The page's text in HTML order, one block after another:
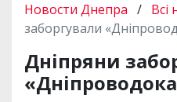
Новости Днепра / Всі
заборгували
Дніпряни